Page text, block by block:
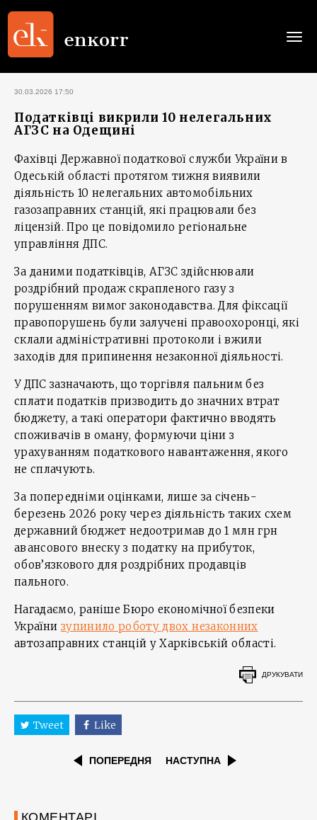
30.03.2026 17:50
Податківці викрили 10 нелегальних
АГЗС на Одещині
Фахівці Державної податкової служби України в
Одеській області протягом тижня виявили
діяльність 10 нелегальних автомобільних
газозаправних станцій, які працювали без
ліцензій. Про це повідомило регіональне
управління ДПС.
За даними податківців, АГЗС здійснювали
роздрібний продаж скрапленого газу з
порушенням вимог законодавства. Для фіксації
правопорушень були залучені правоохоронці, які
склали адміністративні протоколи і вжили
заходів для припинення незаконної діяльності.
У ДПС зазначають, що торгівля пальним без
сплати податків призводить до значних втрат
бюджету, а такі оператори фактично вводять
споживачів в оману, формуючи ціни з
урахуванням податкового навантаження, якого
не сплачують.
За попередніми оцінками, лише за січень-
березень 2026 року через діяльність таких схем
державний бюджет недоотримав до 1 млн грн
авансового внеску з податку на прибуток,
обов’язкового для роздрібних продавців
пального.
Нагадаємо, раніше Бюро економічної безпеки
України зупинило роботу двох незаконних
автозаправних станцій у Харківській області.
ДРУКУВАТИ
Tweet Like
ПОПЕРЕДНЯ НАСТУПНА